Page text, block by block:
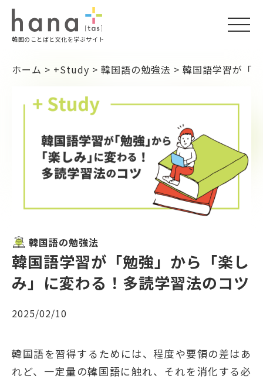
韓国のことばと文化を学ぶサイト
ホーム > +Study > 韓国語の勉強法 > 韓国語学習が「
韓国語の勉強法
韓国語学習が「勉強」から「楽し
み」に変わる！多読学習法のコツ
2025/02/10
韓国語を習得するためには、程度や要領の差はあ
れど、一定量の韓国語に触れ、それを消化する必